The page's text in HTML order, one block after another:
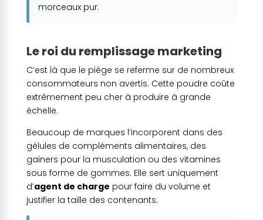
morceaux pur.
Le roi du remplissage marketing
C’est là que le piège se referme sur de nombreux
consommateurs non avertis. Cette poudre coûte
extrêmement peu cher à produire à grande
échelle.
Beaucoup de marques l’incorporent dans des
gélules de compléments alimentaires, des
gainers pour la musculation ou des vitamines
sous forme de gommes. Elle sert uniquement
d’agent de charge pour faire du volume et
justifier la taille des contenants.